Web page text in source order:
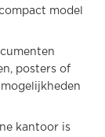
model
posters of
kantoor is